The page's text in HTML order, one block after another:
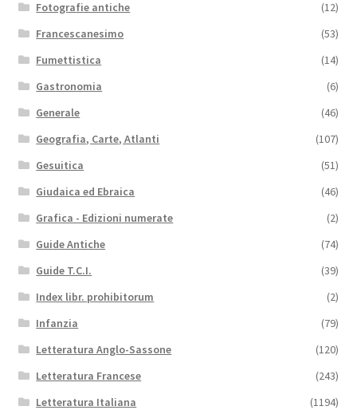
Fotografie antiche
(12)
Francescanesimo
(53)
Fumettistica
(14)
Gastronomia
(6)
Generale
(46)
Geografia, Carte, Atlanti
(107)
Gesuitica
(51)
Giudaica ed Ebraica
(46)
Grafica - Edizioni numerate
(2)
Guide Antiche
(74)
Guide T.C.I.
(39)
Index libr. prohibitorum
(2)
Infanzia
(79)
Letteratura Anglo-Sassone
(120)
Letteratura Francese
(243)
Letteratura Italiana
(1194)